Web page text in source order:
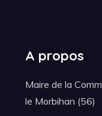
A propos
Maire de la
le Morbihan (56)